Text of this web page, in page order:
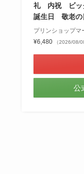
礼 内祝 ビッ
誕生日 敬老
プリンショップマ
¥6,480
（2026/08/
公